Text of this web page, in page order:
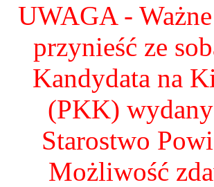
UWAGA -
przynieść ze
Kandydata na
(PKK)
Starostwo
Możliwość